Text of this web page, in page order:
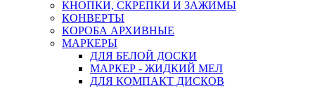
КНОПКИ, СКРЕПКИ И ЗАЖИМЫ
КОНВЕРТЫ
КОРОБА АРХИВНЫЕ
МАРКЕРЫ
ДЛЯ БЕЛОЙ ДОСКИ
МАРКЕР - ЖИДКИЙ МЕЛ
ДЛЯ КОМПАКТ ДИСКОВ